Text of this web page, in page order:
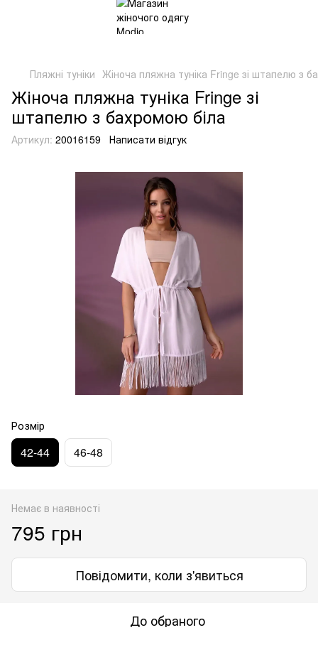
Пляжні туніки Жіноча пляжна туніка Fringe зі штапелю з
Жіноча пляжна туніка Fringe зі
штапелю з бахромою біла
Артикул: 20016159 Написати відгук
Розмір
42-44 46-48
Немає в наявності
795 грн
Повідомити, коли з'явиться
До обраного